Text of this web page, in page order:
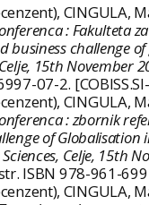
CINGULA,
: Fakulteta
business challenge
15th November
07-2.
CINGULA,
: zbornik
of
Celje, 15th
ISBN 978-961-
CINGULA,